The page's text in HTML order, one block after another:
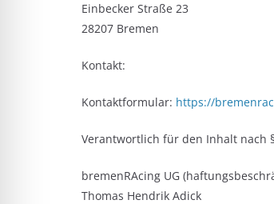
Einbecker Straße 23
28207 Bremen
Kontakt:
Kontaktformular: https://
Verantwortlich für den Inhalt nach §
bremenRAcing UG
Thomas Hendrik Adick